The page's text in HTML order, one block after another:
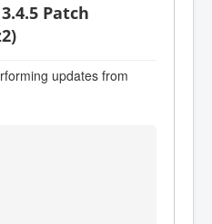
Patch
updates from